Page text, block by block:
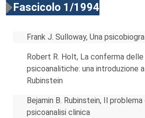
Fascicolo 1/1994
Frank J. Sulloway, Una
Robert R. Holt, La conferma
psicoanalitiche: una introduzione a
Rubinstein
Bejamin B. Rubinstein, Il
psicoanalisi clinica